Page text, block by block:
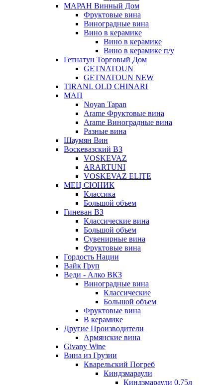
МАРАН Винный Дом
Фруктовые вина
Виноградные вина
Вино в керамике
Вино в керамике
Вино в керамике п/у
Гетнатун Торговый Дом
GETNATOUN
GETNATOUN NEW
TIRANI. OLD CHINARI
МАП
Noyan Tapan
Arame Фруктовые вина
Arame Виноградные вина
Разные вина
Шаумян Вин
Воскевазский ВЗ
VOSKEVAZ
ARARTUNI
VOSKEVAZ ELITE
МЕЦ СЮНИК
Классика
Большой объем
Гиневан ВЗ
Классические вина
Большой объем
Сувенирные вина
Фруктовые вина
Гордость Нации
Вайк Груп
Веди - Алко ВКЗ
Виноградные вина
Классические
Большой объем
Фруктовые вина
В керамике
Другие Производители
Армянские вина
Givany Wine
Вина из Грузии
Кварельский Погреб
Киндзмараули
Киндзмараули 0,75л